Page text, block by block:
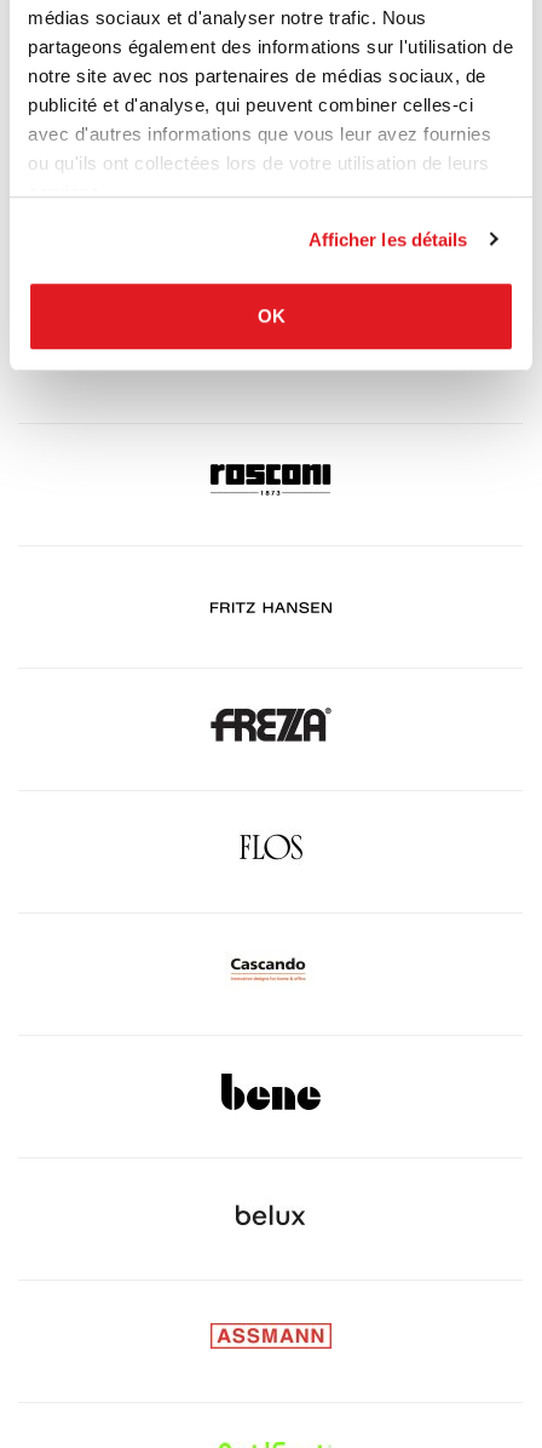
médias sociaux et d'analyser notre trafic. Nous
partageons également des informations sur l'utilisation de
notre site avec nos partenaires de médias sociaux, de
publicité et d'analyse, qui peuvent combiner celles-ci
avec d'autres informations que vous leur avez fournies
ou qu'ils ont collectées lors de votre utilisation de leurs
services.
Afficher les détails
OK